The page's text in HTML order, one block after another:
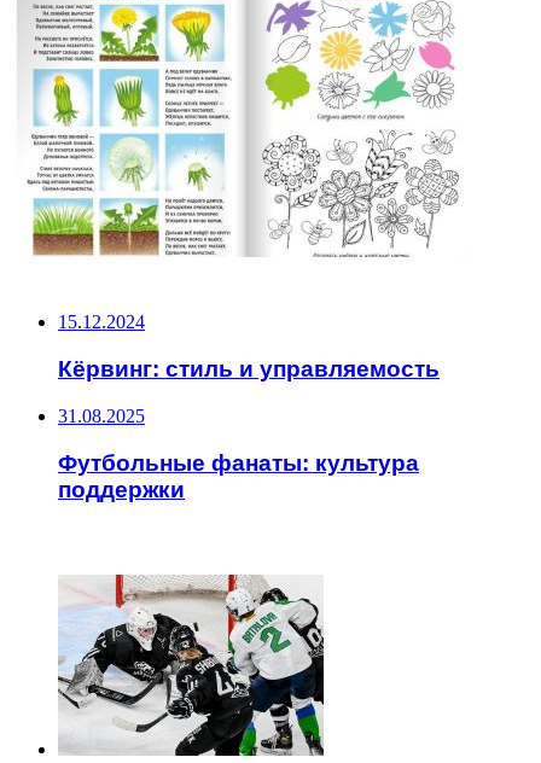
15.12.2024
Кёрвинг: стиль и управляемость
31.08.2025
Футбольные фанаты: культура
поддержки